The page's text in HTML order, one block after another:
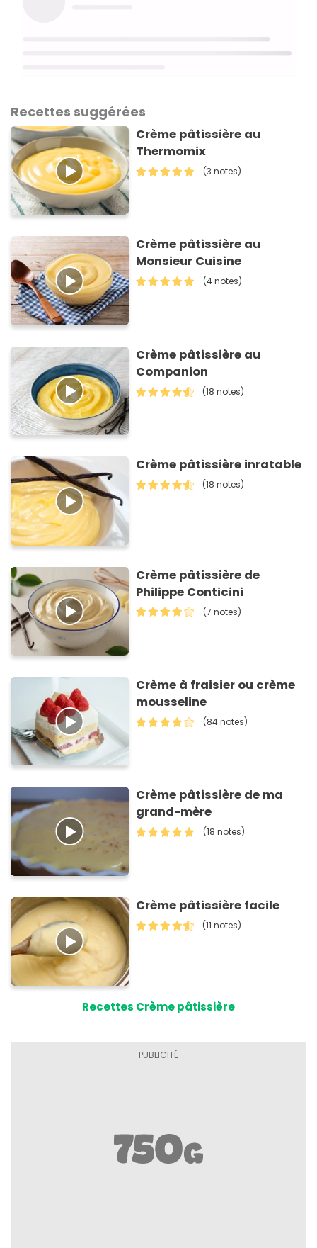
Recettes suggérées
Crème pâtissière au
Thermomix
(3 notes)
Crème pâtissière au
Monsieur Cuisine
(4 notes)
Crème pâtissière au
Companion
(18 notes)
Crème pâtissière inratable
(18 notes)
Crème pâtissière de
Philippe Conticini
(7 notes)
Crème à fraisier ou crème
mousseline
(84 notes)
Crème pâtissière de ma
grand-mère
(18 notes)
Crème pâtissière facile
(11 notes)
Recettes Crème pâtissière